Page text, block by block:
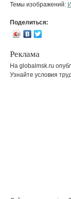
Темы изображений:
Поделиться:
Реклама
На globalmsk.ru
Узнайте условия